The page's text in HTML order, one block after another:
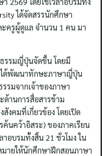
ได้จัดสรรนักศึกษา
ครูผู้ดูแล จำนวน 1 คน มา
รรมญี่ปุ่นจัดขึ้น โดยมี
ได้พัฒนาทักษะภาษาญี่ปุ่น
รมจากเจ้าของภาษา
ด้านการสื่อสารข้าม
งคมที่เกี่ยวข้อง โดยเปิด
นคว้าอิสระ) ของภาคเรียน
อบรมทั้งสิ้น 21 ชั่วโมง ใน
มายให้นักศึกษาฝึกสอนภาษา